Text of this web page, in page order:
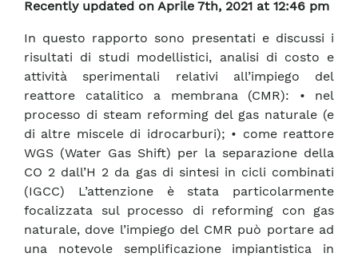
Recently updated on Aprile 7th, 2021 at 12:46 pm
In questo rapporto sono presentati e discussi i
risultati di studi modellistici, analisi di costo e
attività sperimentali relativi all’impiego del
reattore catalitico a membrana (CMR): • nel
processo di steam reforming del gas naturale (e
di altre miscele di idrocarburi); • come reattore
WGS (Water Gas Shift) per la separazione della
CO 2 dall’H 2 da gas di sintesi in cicli combinati
(IGCC) L’attenzione è stata particolarmente
focalizzata sul processo di reforming con gas
naturale, dove l’impiego del CMR può portare ad
una notevole semplificazione impiantistica in